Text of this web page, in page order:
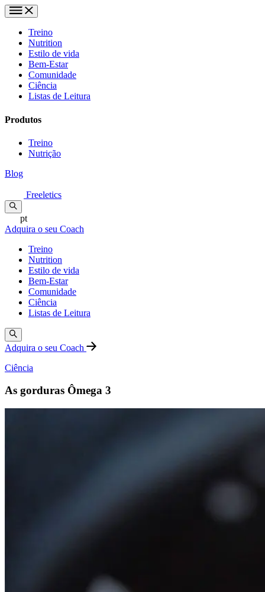
Treino
Nutrition
Estilo de vida
Bem-Estar
Comunidade
Ciência
Listas de Leitura
Produtos
Treino
Nutrição
Blog
Freeletics
pt
Adquira o seu Coach
Treino
Nutrition
Estilo de vida
Bem-Estar
Comunidade
Ciência
Listas de Leitura
Adquira o seu Coach
Ciência
As gorduras Ômega 3